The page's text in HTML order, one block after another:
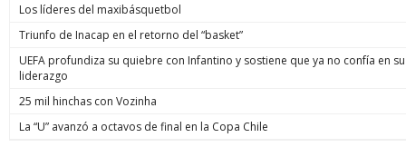
Los líderes del maxibásquetbol
Triunfo de Inacap en el retorno del “basket”
UEFA profundiza su quiebre con Infantino y sostiene que ya no confía en su
liderazgo
25 mil hinchas con Vozinha
La “U” avanzó a octavos de final en la Copa Chile